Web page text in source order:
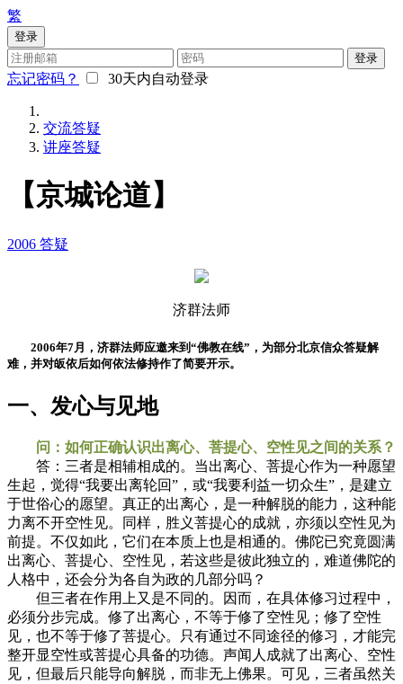
繁
登录
登录
忘记密码？ 30天内自动登录
交流答疑
讲座答疑
【京城论道】
2006 答疑
济群法师
2006年7月，济群法师应邀来到“佛教在线”，为部分北京信众答疑解
难，并对皈依后如何依法修持作了简要开示。
一、发心与见地
问：如何正确认识出离心、菩提心、空性见之间的关系？
答：三者是相辅相成的。当出离心、菩提心作为一种愿望
生起，觉得“我要出离轮回”，或“我要利益一切众生”，是建立
于世俗心的愿望。真正的出离心，是一种解脱的能力，这种能
力离不开空性见。同样，胜义菩提心的成就，亦须以空性见为
前提。不仅如此，它们在本质上也是相通的。佛陀已究竟圆满
出离心、菩提心、空性见，若这些是彼此独立的，难道佛陀的
人格中，还会分为各自为政的几部分吗？
但三者在作用上又是不同的。因而，在具体修习过程中，
必须分步完成。修了出离心，不等于修了空性见；修了空性
见，也不等于修了菩提心。只有通过不同途径的修习，才能完
整开显空性或菩提心具备的功德。声闻人成就了出离心、空性
见，但最后只能导向解脱，而非无上佛果。可见，三者虽然关